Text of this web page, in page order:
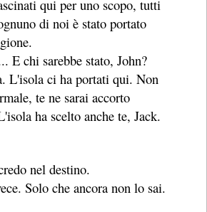
qui per uno scopo, tutti
di noi è stato portato
E chi sarebbe stato, John?
L'isola ci ha portati qui. Non
te ne sarai accorto
ha scelto anche te, Jack.
nel destino.
Solo che ancora non lo sai.